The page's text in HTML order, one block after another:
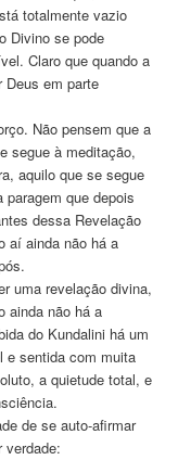
totalmente vazio
Divino se pode
Claro que quando a
Deus em parte
Não pensem que a
segue à meditação,
aquilo que se segue
que depois
dessa Revelação
aí ainda não há a
uma revelação divina,
ainda não há a
do Kundalini há um
e sentida com muita
a quietude total, e
de se auto-afirmar
verdade: